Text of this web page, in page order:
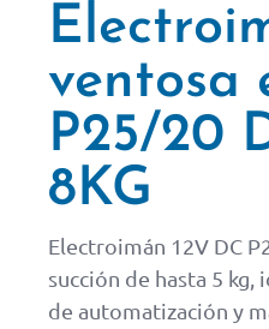
ventosa
P25/20
8KG
Electroimán 12V DC
succión de hasta 5 kg,
de automatización y